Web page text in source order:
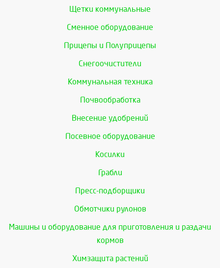
Щетки коммунальные
Сменное оборудование
Прицепы и Полуприцепы
Снегоочистители
Коммунальная техника
Почвообработка
Внесение удобрений
Посевное оборудование
Косилки
Грабли
Пресс-подборщики
Обмотчики рулонов
Машины и оборудование для приготовления и раздачи
кормов
Химзащита растений